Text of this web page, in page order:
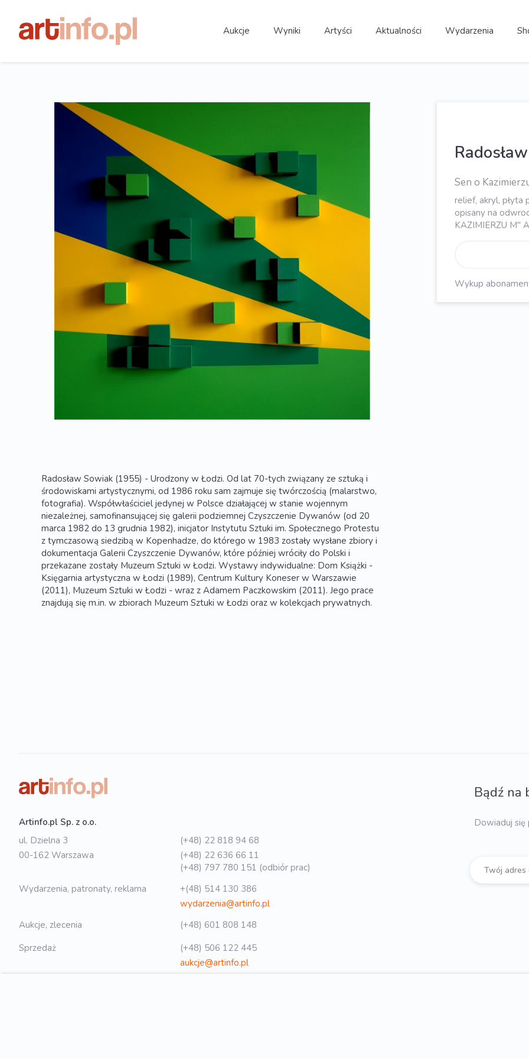
Aukcje Wyniki Artyści Aktualności Wydarzenia
Radosław Sowiak (1955) - Urodzony w Łodzi. Od lat 70-tych związany ze sztuką i
środowiskami artystycznymi, od 1986 roku sam zajmuje się twórczością (malarstwo,
fotografia). Współwłaściciel jedynej w Polsce działającej w stanie wojennym
niezależnej, samofinansującej się galerii podziemnej Czyszczenie Dywanów (od 20
marca 1982 do 13 grudnia 1982), inicjator Instytutu Sztuki im. Społecznego Protestu
z tymczasową siedzibą w Kopenhadze, do którego w 1983 zostały wysłane zbiory i
dokumentacja Galerii Czyszczenie Dywanów, które później wróciły do Polski i
przekazane zostały Muzeum Sztuki w Łodzi. Wystawy indywidualne: Dom Książki -
Księgarnia artystyczna w Łodzi (1989), Centrum Kultury Koneser w Warszawie
(2011), Muzeum Sztuki w Łodzi - wraz z Adamem Paczkowskim (2011). Jego prace
znajdują się m.in. w zbiorach Muzeum Sztuki w Łodzi oraz w kolekcjach prywatnych.
Sen o
relief, akryl, płyta
opisany na
KAZIMIERZU M"
Wykup
Artinfo.pl Sp. z o.o.
ul. Dzielna 3
00-162 Warszawa
(+48) 22 818 94 68
(+48) 22 636 66 11
(+48) 797 780 151 (odbiór prac)
Wydarzenia, patronaty, reklama
+(48) 514 130 386
wydarzenia@artinfo.pl
Aukcje, zlecenia
(+48) 601 808 148
Sprzedaż
(+48) 506 122 445
aukcje@artinfo.pl
Bądź na
Dowiaduj